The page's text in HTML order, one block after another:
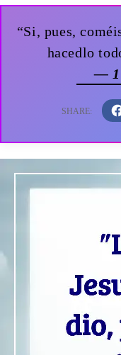
“Si, pues,
hacedlo
— 1